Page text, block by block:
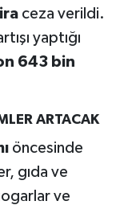
ceza verildi.
yaptığı
643 bin
ARTACAK
öncesinde
gıda ve
ve